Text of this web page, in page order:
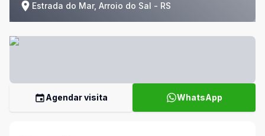
Estrada do Mar, Arroio do Sal - RS
Agendar visita WhatsApp